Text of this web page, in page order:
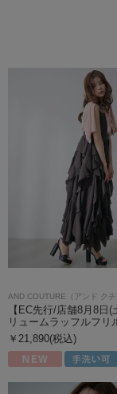
AND COUTURE（アンド クチ
【EC先行/店舗8月8日(
リュームラッフルフリ
￥21,890(税込)